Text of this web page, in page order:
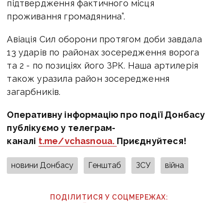
підтвердження фактичного місця
проживання громадянина”.
Авіація Сил оборони протягом доби завдала
13 ударів по районах зосередження ворога
та 2 - по позиціях його ЗРК. Наша артилерія
також уразила район зосередження
загарбників.
Оперативну інформацію про події Донбасу
публікуємо у телеграм-
каналі t.me/vchasnoua. Приєднуйтеся!
новини Донбасу Генштаб ЗСУ війна
ПОДІЛИТИСЯ У СОЦМЕРЕЖАХ: